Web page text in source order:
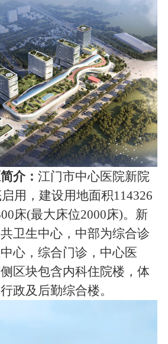
介： 江门市中心医院新院
用，建设用地面积114326
床(最大床位2000床)。新
卫生中心，中部为综合诊
心，综合门诊，中心医
区块包含内科住院楼，体
政及后勤综合楼。